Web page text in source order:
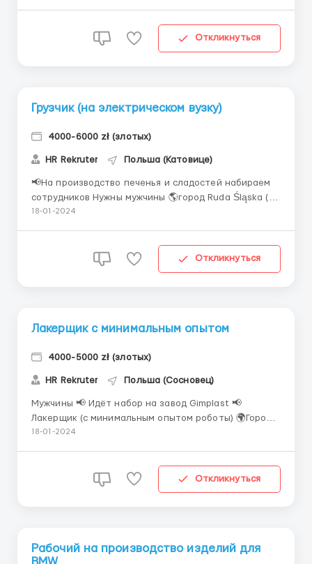
или нет) Работа со сканером, сканер в языка...
Откликнуться
Грузчик (на электрическом вузку)
4000-6000 zł (злотых)
HR Rekruter Польша (Катовице)
📢На производство печенья и сладостей набираем
сотрудников Нужны мужчины 🌎город Ruda Śląska ( 15
км от Катовиц ) 💰Ставка 22,50 зл/час ( доплата за
складу на електрическом вузку,так же н...
18-01-2024
Откликнуться
Лакерщик с минимальным опытом
4000-5000 zł (злотых)
HR Rekruter Польша (Сосновец)
Мужчины 📢 Идёт набор на завод Gimplast 📢
Лакерщик (с минимальным опытом роботы) 🌍Город
Sosnowiec ✅Основные обязанности: развести
8, иногда 10 часов; 5 дней в неделю ☀️ Дневные сме...
18-01-2024
Откликнуться
Рабочий на производство изделий для